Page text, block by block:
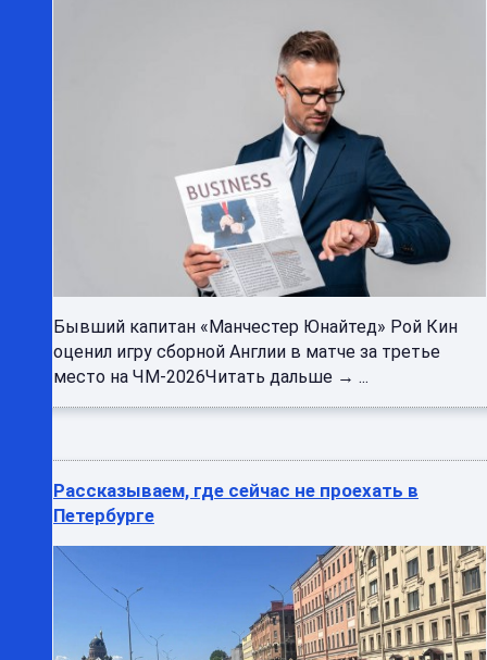
Бывший капитан «Манчестер Юнайтед» Рой Кин
оценил игру сборной Англии в матче за третье
место на ЧМ-2026Читать дальше → ...
Рассказываем, где сейчас не проехать в
Петербурге